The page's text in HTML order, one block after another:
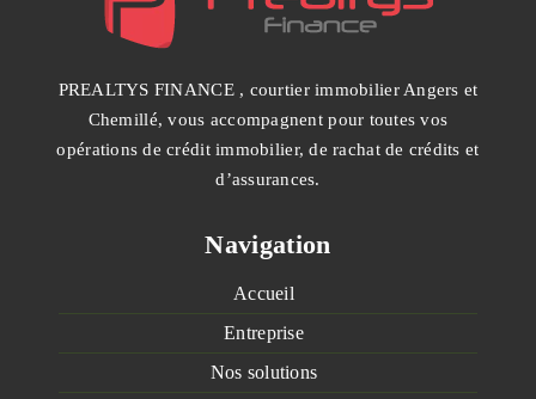
PREALTYS FINANCE , courtier immobilier Angers et
Chemillé, vous accompagnent pour toutes vos
opérations de crédit immobilier, de rachat de crédits et
d’assurances.
Navigation
Accueil
Entreprise
Nos solutions